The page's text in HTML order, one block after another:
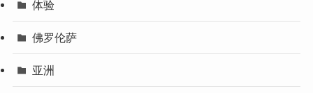
体验
佛罗伦萨
亚洲